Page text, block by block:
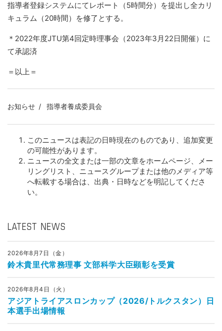
指導者登録システムにてレポート（5時間分）を提出し全カリ
キュラム（20時間）を修了とする。
＊2022年度JTU第4回定時理事会（2023年3月22日開催）に
て承認済
＝以上＝
お知らせ 指導者養成委員会
このニュースは表記の日時現在のものであり、追加変更
の可能性があります。
ニュースの全文または一部の文章をホームページ、メー
リングリスト、ニュースグループまたは他のメディア等
へ転載する場合は、出典・日時などを明記してくださ
い。
LATEST NEWS
2026年8月7日（金）
鈴木貴里代常務理事 文部科学大臣顕彰を受賞
2026年8月4日（火）
アジアトライアスロンカップ（2026/トルクスタン）日
本選手出場情報